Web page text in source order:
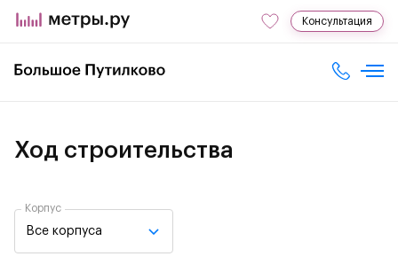
Консультация
Ход строительства
Корпус
Все корпуса